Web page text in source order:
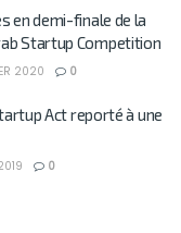
en demi-finale de la
Startup Competition
2020 0
Act reporté à une
0